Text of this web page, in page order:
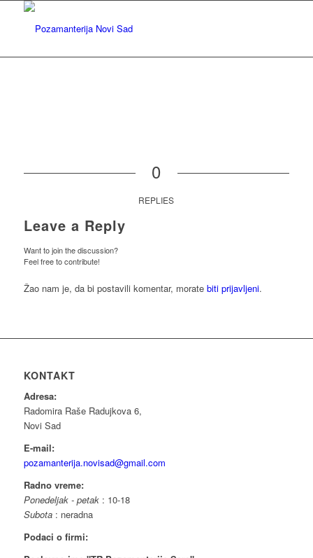
0
REPLIES
Leave a Reply
Want to join the discussion?
Feel free to contribute!
Žao nam je, da bi postavili komentar, morate biti prijavljeni.
KONTAKT
Adresa:
Radomira Raše Radujkova 6,
Novi Sad
E-mail:
pozamanterija.novisad@gmail.com
Radno vreme:
Ponedeljak - petak: 10-18
Subota: neradna
Podaci o firmi: